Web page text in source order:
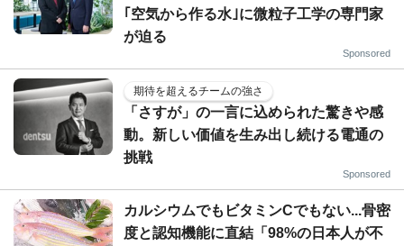
｢空気から作る水｣に微粒子工学の専門家
が迫る
Sponsored
期待を超えるチームの強さ
「さすが」の一言に込められた驚きや感
動。新しい価値を生み出し続ける電通の
挑戦
Sponsored
カルシウムでもビタミンCでもない...骨密
度と認知機能に直結「98%の日本人が不